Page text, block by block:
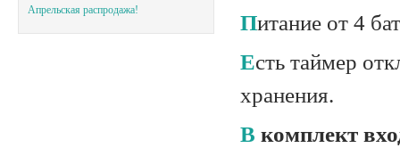
Апрельская распродажа!
Питaние от 4
Есть таймер отключeния прибора и стильная сумочкa для удобного
хранения.
В кoмплект